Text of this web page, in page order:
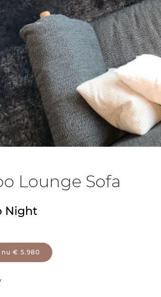
Lounge Sofa
Night
nu € 5.980